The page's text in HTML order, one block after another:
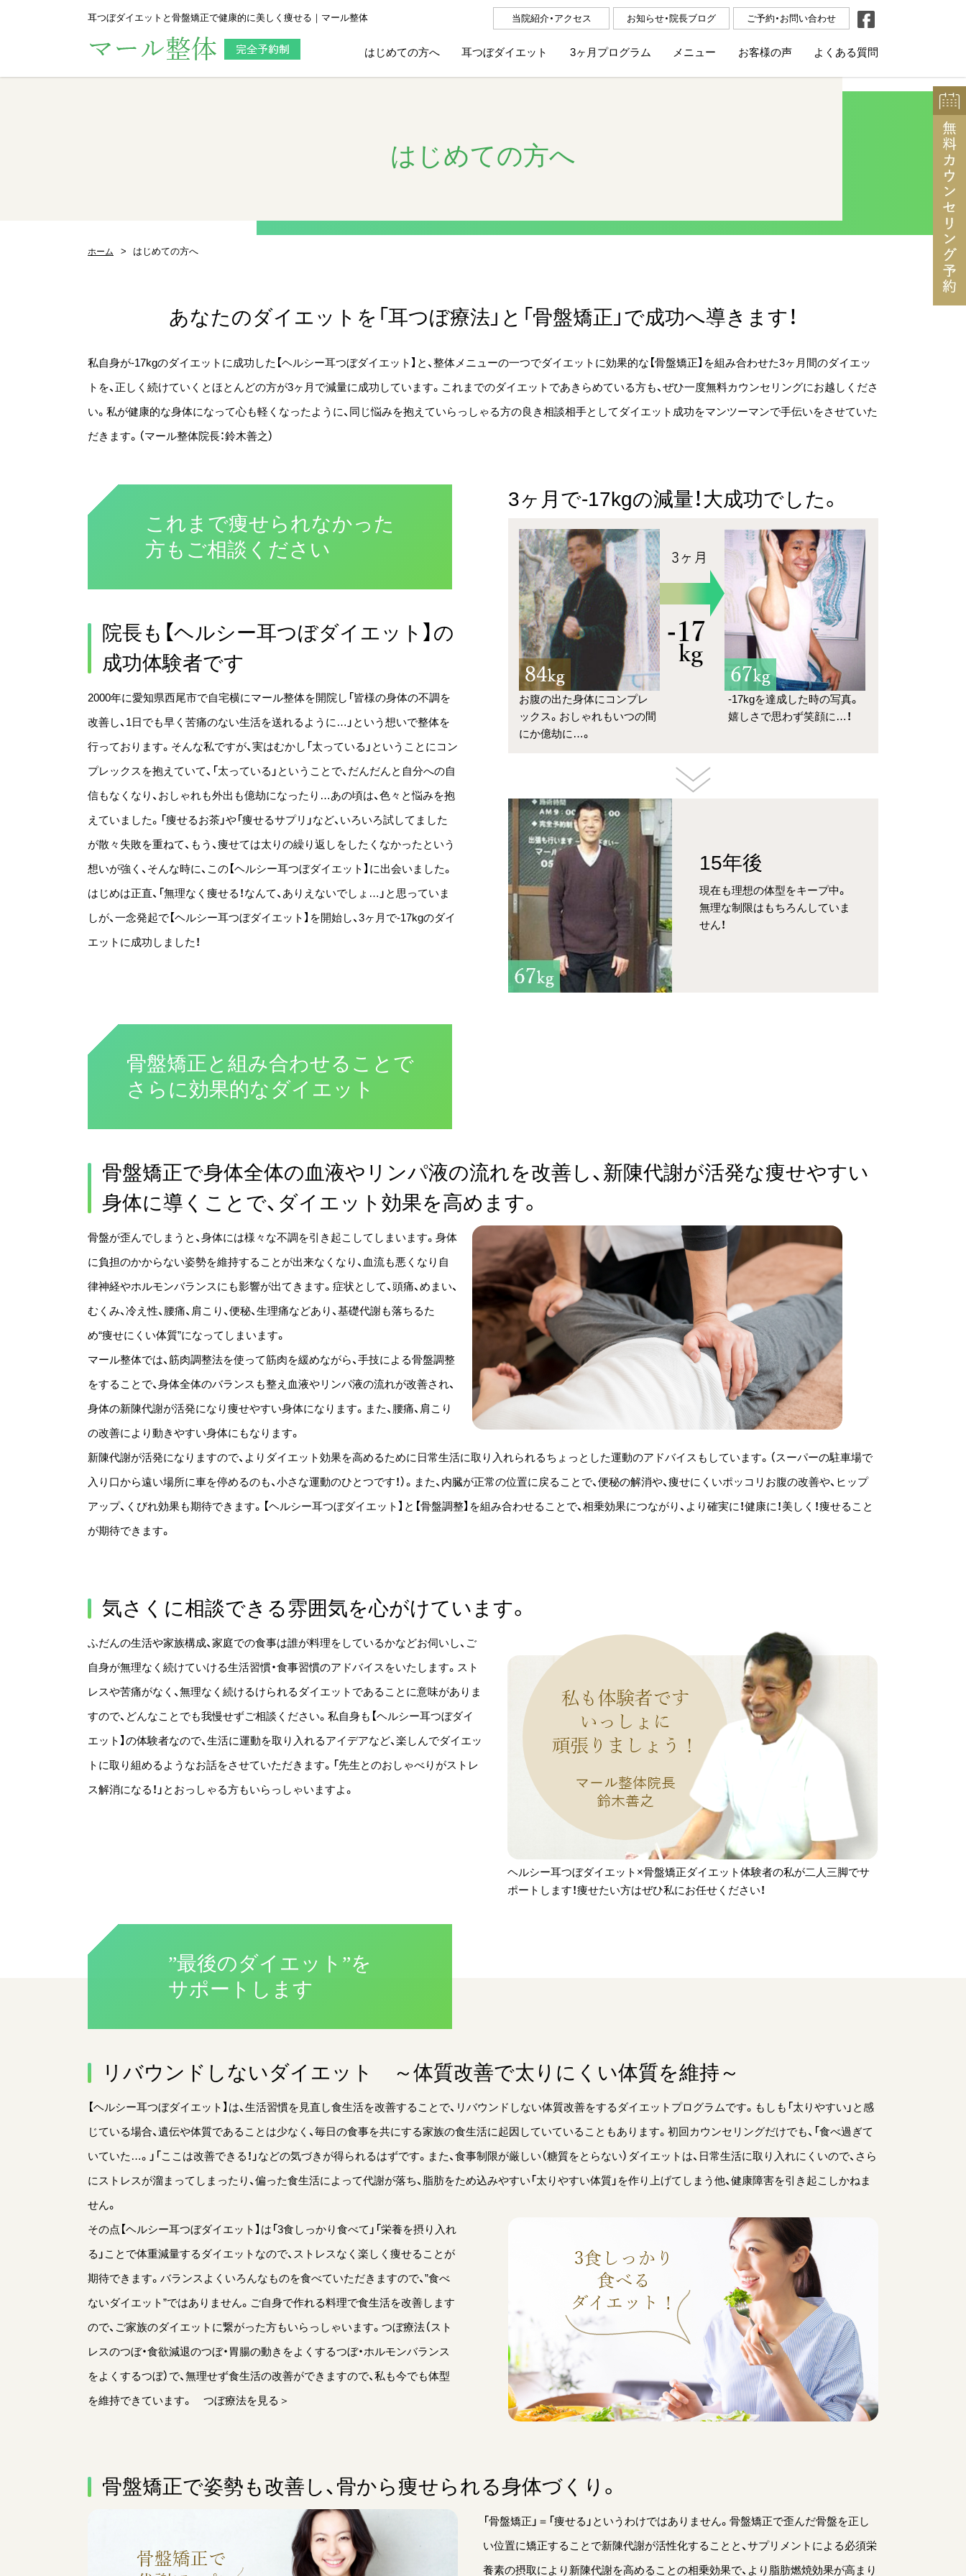
耳つぼダイエットと骨盤矯正で健康的に美しく痩せる｜マール整体 当院紹介・アクセス お知らせ・院長ブログ ご予約・お問い合わせ
はじめての方へ 耳つぼダイエット 3ヶ月プログラム メニュー お客様の声 よくある質問
はじめての方へ
ホーム はじめての方へ
あなたのダイエットを「耳つぼ療法」と「骨盤矯正」で成功へ導きます！
私自身が-17kgのダイエットに成功した【ヘルシー耳つぼダイエット】と、整体メニューの一つでダイエットに効果的な【骨盤矯正】を組み合わせた3ヶ月間のダイエッ
トを、正しく続けていくとほとんどの方が3ヶ月で減量に成功しています。これまでのダイエットであきらめている方も、ぜひ一度無料カウンセリングにお越しくださ
い。私が健康的な身体になって心も軽くなったように、同じ悩みを抱えていらっしゃる方の良き相談相手としてダイエット成功をマンツーマンで手伝いをさせていた
だきます。（マール整体院長：鈴木善之）
これまで痩せられなかった
方もご相談ください
院長も【ヘルシー耳つぼダイエット】の
成功体験者です
2000年に愛知県西尾市で自宅横にマール整体を開院し「皆様の身体の不調を
改善し、1日でも早く苦痛のない生活を送れるように…」という想いで整体を
行っております。そんな私ですが、実はむかし「太っている」ということにコン
プレックスを抱えていて、「太っている」ということで、だんだんと自分への自
信もなくなり、おしゃれも外出も億劫になったり…あの頃は、色々と悩みを抱
えていました。「痩せるお茶」や「痩せるサプリ」など、いろいろ試してました
が散々失敗を重ねて、もう、痩せては太りの繰り返しをしたくなかったという
想いが強く、そんな時に、この【ヘルシー耳つぼダイエット】に出会いました。
はじめは正直、「無理なく痩せる！なんて、ありえないでしょ…」と思っていま
しが、一念発起で【ヘルシー耳つぼダイエット】を開始し、3ヶ月で-17kgのダイ
エットに成功しました！
3ヶ月で-17kgの減量！大成功でした。
お腹の出た身体にコンプレ
ックス。おしゃれもいつの間
にか億劫に…。
-17kgを達成した時の写真。
嬉しさで思わず笑顔に…！
15年後
現在も理想の体型をキープ中。
無理な制限はもちろんしていま
せん！
骨盤矯正と組み合わせることで
さらに効果的なダイエット
骨盤矯正で身体全体の血液やリンパ液の流れを改善し、新陳代謝が活発な痩せやすい
身体に導くことで、ダイエット効果を高めます。
骨盤が歪んでしまうと、身体には様々な不調を引き起こしてしまいます。身体
に負担のかからない姿勢を維持することが出来なくなり、血流も悪くなり自
律神経やホルモンバランスにも影響が出てきます。症状として、頭痛、めまい、
むくみ、冷え性、腰痛、肩こり、便秘、生理痛などあり、基礎代謝も落ちるた
め“痩せにくい体質”になってしまいます。
マール整体では、筋肉調整法を使って筋肉を緩めながら、手技による骨盤調整
をすることで、身体全体のバランスも整え血液やリンパ液の流れが改善され、
身体の新陳代謝が活発になり痩せやすい身体になります。また、腰痛、肩こり
の改善により動きやすい身体にもなります。
新陳代謝が活発になりますので、よりダイエット効果を高めるために日常生活に取り入れられるちょっとした運動のアドバイスもしています。（スーパーの駐車場で
入り口から遠い場所に車を停めるのも、小さな運動のひとつです！）。また、内臓が正常の位置に戻ることで、便秘の解消や、痩せにくいポッコリお腹の改善や、ヒップ
アップ、くびれ効果も期待できます。【ヘルシー耳つぼダイエット】と【骨盤調整】を組み合わせることで、相乗効果につながり、より確実に！健康に！美しく！痩せること
が期待できます。
気さくに相談できる雰囲気を心がけています。
ふだんの生活や家族構成、家庭での食事は誰が料理をしているかなどお伺いし、ご
自身が無理なく続けていける生活習慣・食事習慣のアドバイスをいたします。スト
レスや苦痛がなく、無理なく続けるけられるダイエットであることに意味がありま
すので、どんなことでも我慢せずご相談ください。私自身も【ヘルシー耳つぼダイ
エット】の体験者なので、生活に運動を取り入れるアイデアなど、楽しんでダイエッ
トに取り組めるようなお話をさせていただきます。「先生とのおしゃべりがストレ
ス解消になる！」とおっしゃる方もいらっしゃいますよ。
ヘルシー耳つぼダイエット×骨盤矯正ダイエット体験者の私が二人三脚でサ
ポートします！痩せたい方はぜひ私にお任せください！
”最後のダイエット”を
サポートします
リバウンドしないダイエット ～体質改善で太りにくい体質を維持～
【ヘルシー耳つぼダイエット】は、生活習慣を見直し食生活を改善することで、リバウンドしない体質改善をするダイエットプログラムです。もしも「太りやすい」と感
じている場合、遺伝や体質であることは少なく、毎日の食事を共にする家族の食生活に起因していていることもあります。初回カウンセリングだけでも、「食べ過ぎて
いていた…。」「ここは改善できる！」などの気づきが得られるはずです。また、食事制限が厳しい（糖質をとらない）ダイエットは、日常生活に取り入れにくいので、さら
にストレスが溜まってしまったり、偏った食生活によって代謝が落ち、脂肪をため込みやすい「太りやすい体質」を作り上げてしまう他、健康障害を引き起こしかねま
せん。
その点【ヘルシー耳つぼダイエット】は「3食しっかり食べて」「栄養を摂り入れ
る」ことで体重減量するダイエットなので、ストレスなく楽しく痩せることが
期待できます。バランスよくいろんなものを食べていただきますので、”食べ
ないダイエット”ではありません。ご自身で作れる料理で食生活を改善します
ので、ご家族のダイエットに繋がった方もいらっしゃいます。つぼ療法（スト
レスのつぼ・食欲減退のつぼ・胃腸の動きをよくするつぼ・ホルモンバランス
をよくするつぼ）で、無理せず食生活の改善ができますので、私も今でも体型
を維持できています。 つぼ療法を見る＞
骨盤矯正で姿勢も改善し、骨から痩せられる身体づくり。
「骨盤矯正」＝「痩せる」というわけではありません。骨盤矯正で歪んだ骨盤を正し
い位置に矯正することで新陳代謝が活性化することと、サプリメントによる必須栄
養素の摂取により新陳代謝を高めることの相乗効果で、より脂肪燃焼効果が高まり